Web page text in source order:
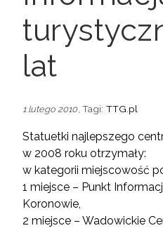
lat
1 lutego 2010 , Tagi: TTG.pl
Statuetki najlepszego
w 2008 roku otrzymały:
w kategorii miejscowość
1 miejsce – Punkt
Koronowie,
2 miejsce – Wadowickie